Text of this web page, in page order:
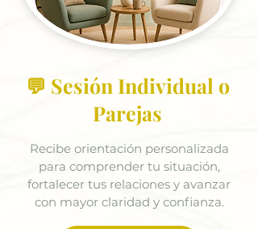
💬 Sesión Individual o
Parejas
Recibe orientación personalizada
para comprender tu situación,
fortalecer tus relaciones y avanzar
con mayor claridad y confianza.